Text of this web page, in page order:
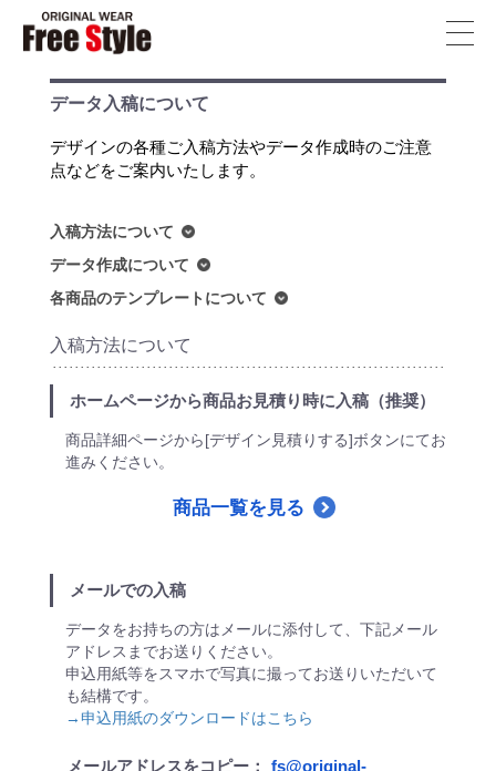
フ
FreeStyle
データ入稿について
デザインの各種ご入稿方法やデータ作成時のご注意
点などをご案内いたします。
入稿方法について
データ作成について
各商品のテンプレートについて
入稿方法について
ホームページから商品お見積り時に入稿（推奨）
商品詳細ページから[デザイン見積りする]ボタンにてお
進みください。
商品一覧を見る
メールでの入稿
データをお持ちの方はメールに添付して、下記メール
アドレスまでお送りください。
申込用紙等をスマホで写真に撮ってお送りいただいて
も結構です。
→申込用紙のダウンロードはこちら
メールアドレスをコピー：
fs@original-